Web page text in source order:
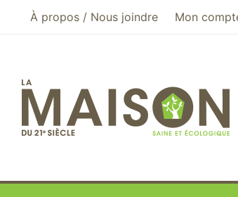
Aller au menu principal
Aller au contenu principal
À propos / Nous joindre Mon